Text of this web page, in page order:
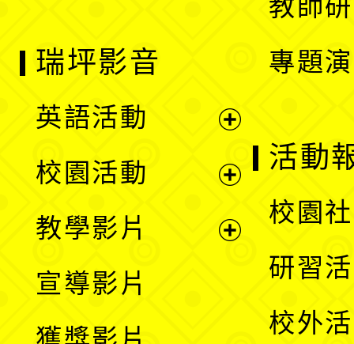
教師
專題
瑞坪影音
英語活動
選
校園活動
教學影片
宣導影片
活動
校園
研習
校外